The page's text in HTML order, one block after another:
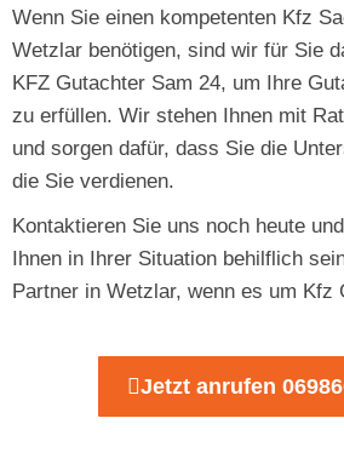
Wenn Sie einen kompetenten Kfz
Wetzlar benötigen, sind wir für Sie
KFZ Gutachter Sam 24, um Ihre
zu erfüllen. Wir stehen Ihnen mit
und sorgen dafür, dass Sie die
die Sie verdienen.
Kontaktieren Sie uns noch heute
Ihnen in Ihrer Situation behilflich
Partner in Wetzlar, wenn es um Kfz
Jetzt anrufen